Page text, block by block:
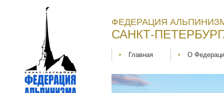
ФЕДЕРАЦИЯ
САНКТ-
Главная О